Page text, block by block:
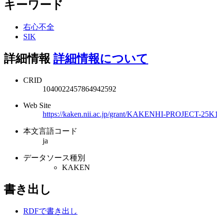
キーワード
右心不全
SIK
詳細情報 詳細情報について
CRID
1040022457864942592
Web Site
https://kaken.nii.ac.jp/grant/KAKENHI-PROJECT-
本文言語コード
ja
データソース種別
KAKEN
書き出し
RDFで書き出し